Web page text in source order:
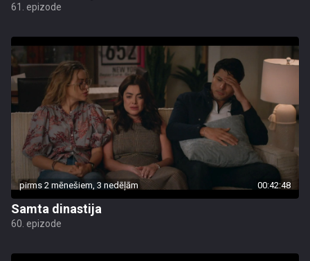
61. epizode
pirms 2 mēnešiem, 3 nedēļām 00:42:48
Samta dinastija
60. epizode